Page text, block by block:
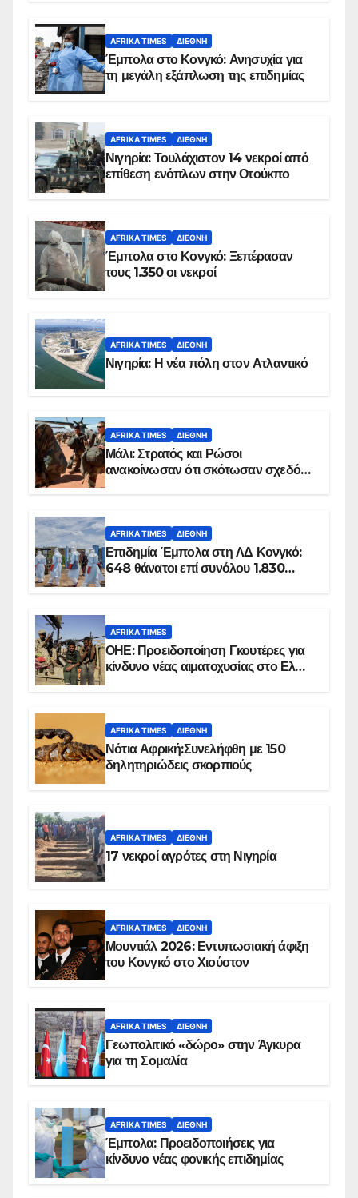
AFRIKA TIMES ΔΙΕΘΝΉ
Έμπολα στο Κονγκό: Ανησυχία για
τη μεγάλη εξάπλωση της επιδημίας
AFRIKA TIMES ΔΙΕΘΝΉ
Νιγηρία: Τουλάχιστον 14 νεκροί από
επίθεση ενόπλων στην Οτούκπο
AFRIKA TIMES ΔΙΕΘΝΉ
Έμπολα στο Κονγκό: Ξεπέρασαν
τους 1.350 οι νεκροί
AFRIKA TIMES ΔΙΕΘΝΉ
Νιγηρία: Η νέα πόλη στον Ατλαντικό
AFRIKA TIMES ΔΙΕΘΝΉ
Μάλι: Στρατός και Ρώσοι
ανακοίνωσαν ότι σκότωσαν σχεδόν
AFRIKA TIMES ΔΙΕΘΝΉ
Επιδημία Έμπολα στη ΛΔ Κονγκό:
648 θάνατοι επί συνόλου 1.830
AFRIKA TIMES
ΟΗΕ: Προειδοποίηση Γκουτέρες για
κίνδυνο νέας αιματοχυσίας στο Ελ
AFRIKA TIMES ΔΙΕΘΝΉ
Νότια Αφρική:Συνελήφθη με 150
δηλητηριώδεις σκορπιούς
AFRIKA TIMES ΔΙΕΘΝΉ
17 νεκροί αγρότες στη Νιγηρία
AFRIKA TIMES ΔΙΕΘΝΉ
Μουντιάλ 2026: Εντυπωσιακή άφιξη
του Κονγκό στο Χιούστον
AFRIKA TIMES ΔΙΕΘΝΉ
Γεωπολιτικό «δώρο» στην Άγκυρα
για τη Σομαλία
AFRIKA TIMES ΔΙΕΘΝΉ
Έμπολα: Προειδοποιήσεις για
κίνδυνο νέας φονικής επιδημίας